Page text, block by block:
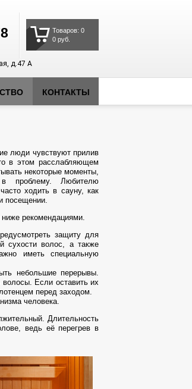
Товаров: 0
0 руб.
д.47 А
КОНТАКТЫ
люди чувствуют прилив
в этом расслабляющем
некоторые моменты,
в проблему. Любителю
ходить в сауну, как
посещении.
рекомендациями.
защиту для
сухости волос, а также
иметь специальную
небольшие перерывы.
Если оставить их
перед заходом.
человека.
Длительность
ведь её перегрев в